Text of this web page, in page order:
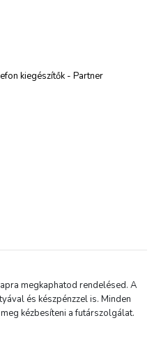
kiegészítők - Partner
megkaphatod rendelésed. A
és készpénzzel is. Minden
kézbesíteni a futárszolgálat.